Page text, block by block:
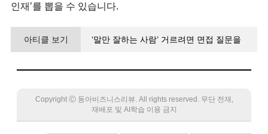
인재’를 뽑을 수 있습니다.
아티클 보기
‘말만 잘하는 사람’ 거르려면 면접 질문을
Copyright Ⓒ 동아비즈니스리뷰. All rights reserved. 무단 전재,
재배포 및 AI학습 이용 금지